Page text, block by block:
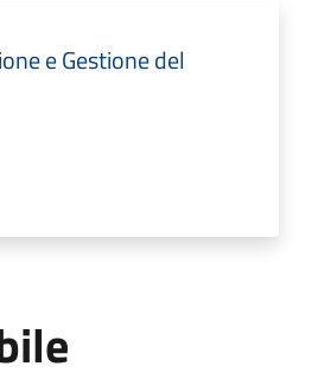
e Gestione del